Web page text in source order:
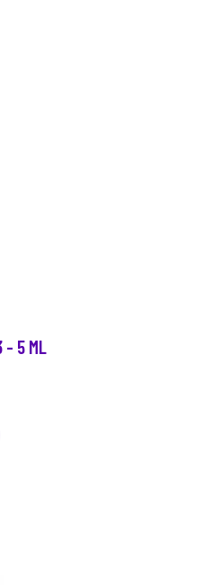
- 5 ML